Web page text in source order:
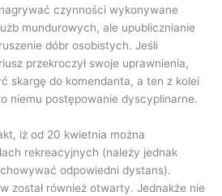
czynności wykonywane
mundurowych, ale upublicznianie
dóbr osobistych. Jeśli
przekroczył swoje uprawnienia,
skargę do komendanta, a ten z kolei
niemu postępowanie dyscyplinarne.
iż od 20 kwietnia można
rekreacyjnych (należy jednak
odpowiedni dystans).
został również otwarty. Jednakże nie